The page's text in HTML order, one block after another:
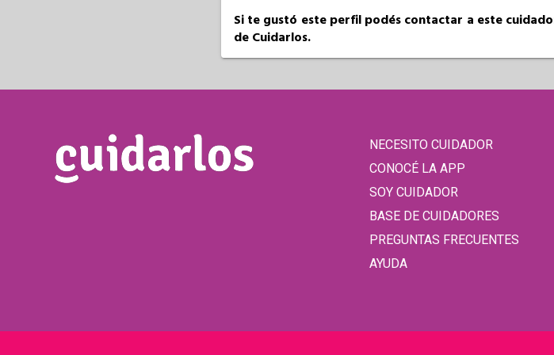
Si te gustó este perfil podés contactar a este
de Cuidarlos.
NECESITO CUIDADOR
CONOCÉ LA APP
SOY CUIDADOR
BASE DE CUIDADORES
PREGUNTAS FRECUENTES
AYUDA